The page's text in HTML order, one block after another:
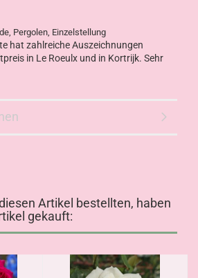
Pergolen, Einzelstellung
hat zahlreiche Auszeichnungen
in Le Roeulx und in Kortrijk. Sehr
Artikel bestellten, haben
gekauft: